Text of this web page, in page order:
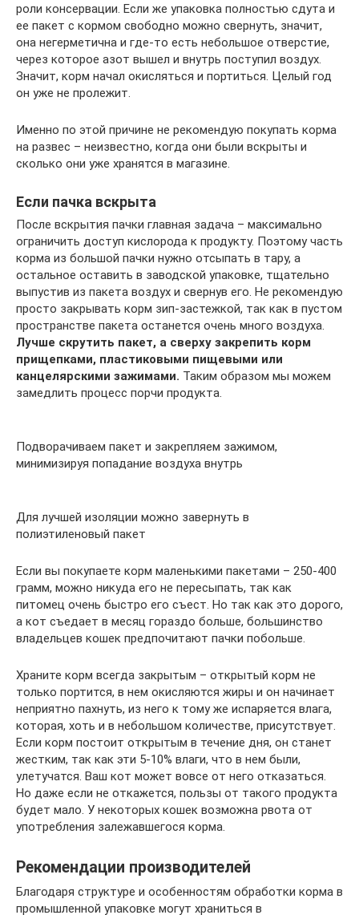
роли консервации. Если же упаковка полностью сдута и
ее пакет с кормом свободно можно свернуть, значит,
она негерметична и где-то есть небольшое отверстие,
через которое азот вышел и внутрь поступил воздух.
Значит, корм начал окисляться и портиться. Целый год
он уже не пролежит.
Именно по этой причине не рекомендую покупать корма
на развес – неизвестно, когда они были вскрыты и
сколько они уже хранятся в магазине.
Если пачка вскрыта
После вскрытия пачки главная задача – максимально
ограничить доступ кислорода к продукту. Поэтому часть
корма из большой пачки нужно отсыпать в тару, а
остальное оставить в заводской упаковке, тщательно
выпустив из пакета воздух и свернув его. Не рекомендую
просто закрывать корм зип-застежкой, так как в пустом
пространстве пакета останется очень много воздуха.
Лучше скрутить пакет, а сверху закрепить корм
прищепками, пластиковыми пищевыми или
канцелярскими зажимами. Таким образом мы можем
замедлить процесс порчи продукта.
Подворачиваем пакет и закрепляем зажимом,
минимизируя попадание воздуха внутрь
Для лучшей изоляции можно завернуть в
полиэтиленовый пакет
Если вы покупаете корм маленькими пакетами – 250-400
грамм, можно никуда его не пересыпать, так как
питомец очень быстро его съест. Но так как это дорого,
а кот съедает в месяц гораздо больше, большинство
владельцев кошек предпочитают пачки побольше.
Храните корм всегда закрытым – открытый корм не
только портится, в нем окисляются жиры и он начинает
неприятно пахнуть, из него к тому же испаряется влага,
которая, хоть и в небольшом количестве, присутствует.
Если корм постоит открытым в течение дня, он станет
жестким, так как эти 5-10% влаги, что в нем были,
улетучатся. Ваш кот может вовсе от него отказаться.
Но даже если не откажется, пользы от такого продукта
будет мало. У некоторых кошек возможна рвота от
употребления залежавшегося корма.
Рекомендации производителей
Благодаря структуре и особенностям обработки корма в
промышленной упаковке могут храниться в